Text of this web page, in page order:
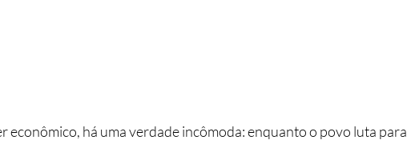
econômico, há uma verdade incômoda: enquanto o povo luta para